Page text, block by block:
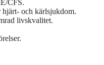
CFS.
och kärlsjukdom.
livskvalitet.